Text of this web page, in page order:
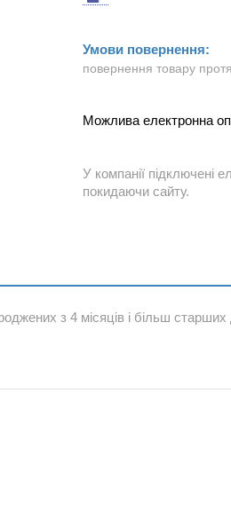
повернення товару
У компанії підключені
покидаючи сайту.
з 4 місяців і більш старших